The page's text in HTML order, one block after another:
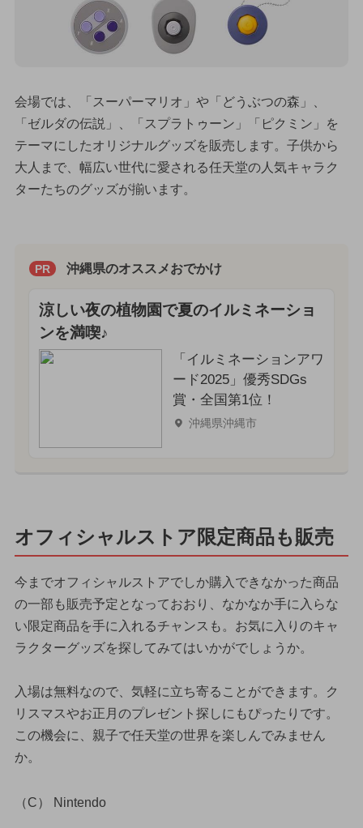
会場では、「スーパーマリオ」や「どうぶつの森」、
「ゼルダの伝説」、「スプラトゥーン」「ピクミン」を
テーマにしたオリジナルグッズを販売します。子供から
大人まで、幅広い世代に愛される任天堂の人気キャラク
ターたちのグッズが揃います。
PR 沖縄県のオススメおでかけ
涼しい夜の植物園で夏のイルミネーショ
ンを満喫♪
「イルミネーションアワ
ード2025」優秀SDGs
賞・全国第1位！
沖縄県沖縄市
オフィシャルストア限定商品も販売
今までオフィシャルストアでしか購入できなかった商品
の一部も販売予定となっておおり、なかなか手に入らな
い限定商品を手に入れるチャンスも。お気に入りのキャ
ラクターグッズを探してみてはいかがでしょうか。
入場は無料なので、気軽に立ち寄ることができます。ク
リスマスやお正月のプレゼント探しにもぴったりです。
この機会に、親子で任天堂の世界を楽しんでみません
か。
（C） Nintendo